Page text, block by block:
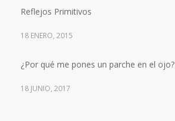
Reflejos Primitivos
18 ENERO, 2015
¿Por qué me pones un parche en el ojo?
18 JUNIO, 2017